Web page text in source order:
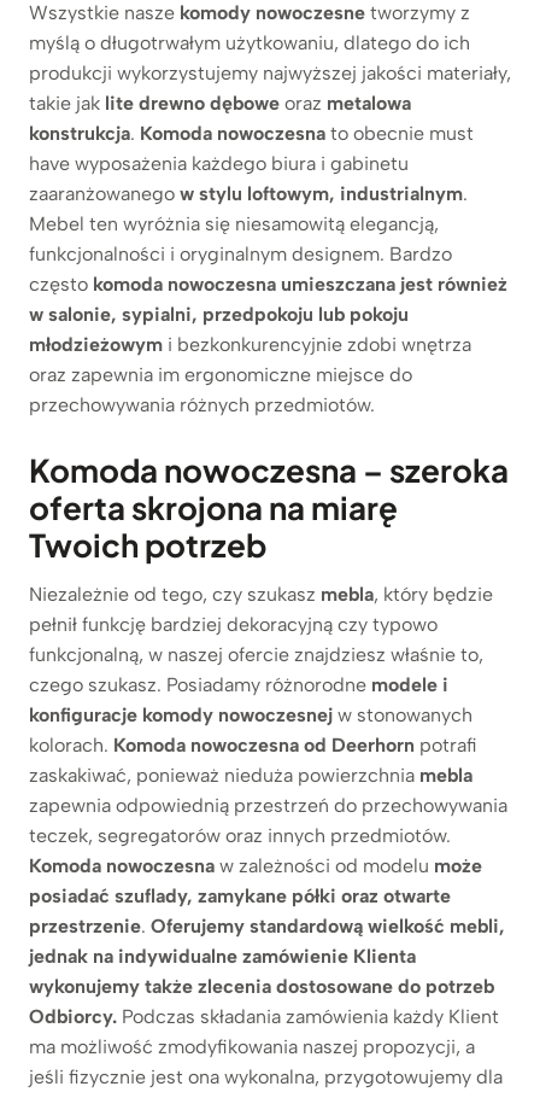
Wszystkie nasze komody nowoczesne tworzymy z
myślą o długotrwałym użytkowaniu, dlatego do ich
produkcji wykorzystujemy najwyższej jakości materiały,
takie jak lite drewno dębowe oraz metalowa
konstrukcja. Komoda nowoczesna to obecnie must
have wyposażenia każdego biura i gabinetu
zaaranżowanego w stylu loftowym, industrialnym.
Mebel ten wyróżnia się niesamowitą elegancją,
funkcjonalności i oryginalnym designem. Bardzo
często komoda nowoczesna umieszczana jest również
w salonie, sypialni, przedpokoju lub pokoju
młodzieżowym i bezkonkurencyjnie zdobi wnętrza
oraz zapewnia im ergonomiczne miejsce do
przechowywania różnych przedmiotów.
Komoda nowoczesna – szeroka
oferta skrojona na miarę
Twoich potrzeb
Niezależnie od tego, czy szukasz mebla, który będzie
pełnił funkcję bardziej dekoracyjną czy typowo
funkcjonalną, w naszej ofercie znajdziesz właśnie to,
czego szukasz. Posiadamy różnorodne modele i
konfiguracje komody nowoczesnej w stonowanych
kolorach. Komoda nowoczesna od Deerhorn potrafi
zaskakiwać, ponieważ nieduża powierzchnia mebla
zapewnia odpowiednią przestrzeń do przechowywania
teczek, segregatorów oraz innych przedmiotów.
Komoda nowoczesna w zależności od modelu może
posiadać szuflady, zamykane półki oraz otwarte
przestrzenie. Oferujemy standardową wielkość mebli,
jednak na indywidualne zamówienie Klienta
wykonujemy także zlecenia dostosowane do potrzeb
Odbiorcy. Podczas składania zamówienia każdy Klient
ma możliwość zmodyfikowania naszej propozycji, a
jeśli fizycznie jest ona wykonalna, przygotowujemy dla